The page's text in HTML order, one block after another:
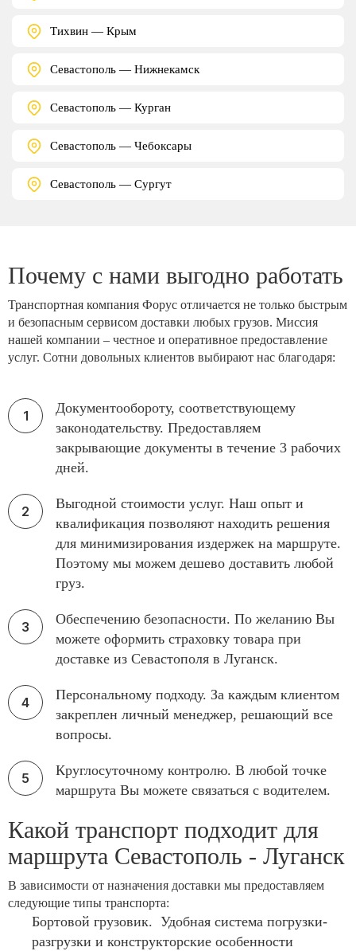
Тихвин — Крым
Севастополь — Нижнекамск
Севастополь — Курган
Севастополь — Чебоксары
Севастополь — Сургут
Почему с нами выгодно работать
Транспортная компания Форус отличается не только быстрым
и безопасным сервисом доставки любых грузов. Миссия
нашей компании – честное и оперативное предоставление
услуг. Сотни довольных клиентов выбирают нас благодаря:
Документообороту, соответствующему
законодательству. Предоставляем
закрывающие документы в течение 3 рабочих
дней.
Выгодной стоимости услуг. Наш опыт и
квалификация позволяют находить решения
для минимизирования издержек на маршруте.
Поэтому мы можем дешево доставить любой
груз.
Обеспечению безопасности. По желанию Вы
можете оформить страховку товара при
доставке из Севастополя в Луганск.
Персональному подходу. За каждым клиентом
закреплен личный менеджер, решающий все
вопросы.
Круглосуточному контролю. В любой точке
маршрута Вы можете связаться с водителем.
Какой транспорт подходит для
маршрута Севастополь - Луганск
В зависимости от назначения доставки мы предоставляем
следующие типы транспорта:
Бортовой грузовик. Удобная система погрузки-
разгрузки и конструкторские особенности